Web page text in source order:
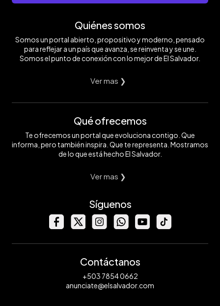
Quiénes somos
Somos un portal abierto, propositivo y moderno, pensado
para reflejar a un país que avanza, se reinventa y se une.
Somos el punto de conexión con lo mejor de El Salvador.
Ver mas ❯
Qué ofrecemos
Te ofrecemos un portal que evoluciona contigo. Que
informa, pero también inspira. Que te representa. Mostramos
de lo que está hecho El Salvador.
Ver mas ❯
Síguenos
Contáctanos
+503 7854 0662
anunciate@elsalvador.com